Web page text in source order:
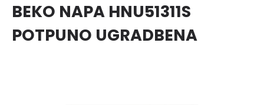
BEKO NAPA HNU51311S
POTPUNO UGRADBENA